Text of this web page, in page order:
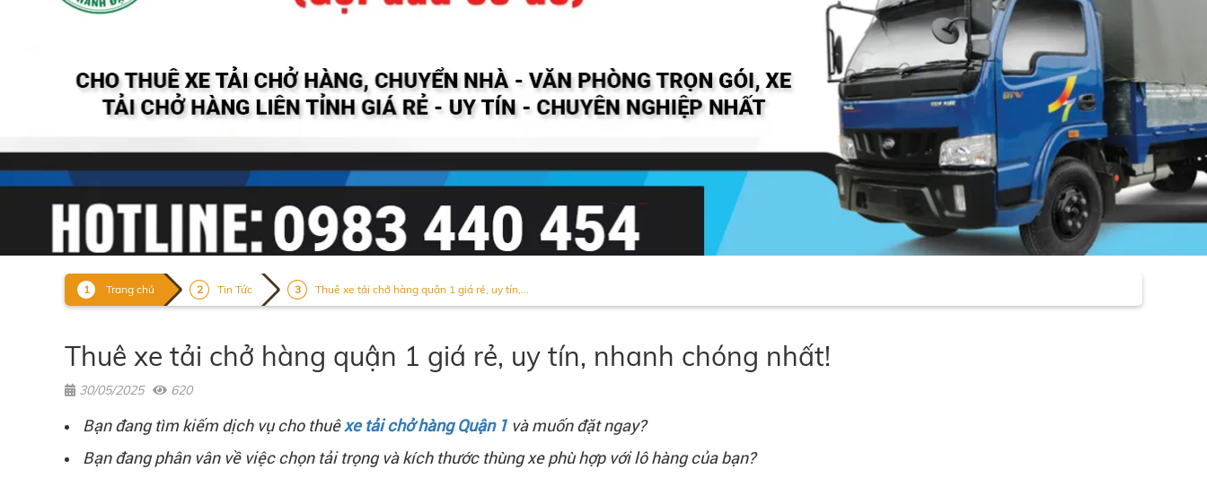
Trang chủ Tin Tức Thuê xe tải chở hàng quận 1 giá rẻ, uy tín,...
Thuê xe tải chở hàng quận 1 giá rẻ, uy tín, nhanh chóng nhất!
30/05/2025 620
Bạn đang tìm kiếm dịch vụ cho thuêxe tải chở hàng Quận 1 và muốn đặt ngay?
Bạn đang phân vân về việc chọn tải trọng và kích thước thùng xe phù hợp với lô hàng của bạn?